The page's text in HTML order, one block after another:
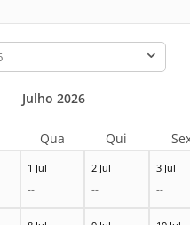
1 Jul
--
2 Jul
--
3 Jul
--
Julho 2026
Qua Qui